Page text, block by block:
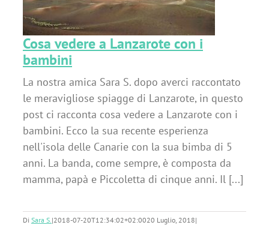
Cosa vedere a Lanzarote con i
bambini
La nostra amica Sara S. dopo averci raccontato
le meravigliose spiagge di Lanzarote, in questo
post ci racconta cosa vedere a Lanzarote con i
bambini. Ecco la sua recente esperienza
nell'isola delle Canarie con la sua bimba di 5
anni. La banda, come sempre, è composta da
mamma, papà e Piccoletta di cinque anni. Il [...]
Di Sara S.|2018-07-20T12:34:02+02:0020 Luglio, 2018|